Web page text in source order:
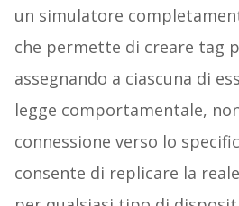
un simulatore
che permette di creare tag
assegnando a ciascuna di
legge comportamentale,
connessione verso lo
consente di replicare la